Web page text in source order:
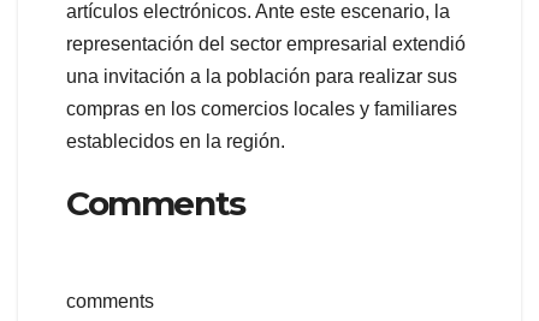
artículos electrónicos. Ante este escenario, la
representación del sector empresarial extendió
una invitación a la población para realizar sus
compras en los comercios locales y familiares
establecidos en la región.
Comments
comments